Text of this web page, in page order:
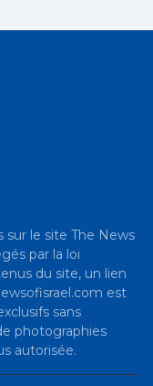
sur le site The News
par la loi
du site, un lien
est
sans
photographies
autorisée.